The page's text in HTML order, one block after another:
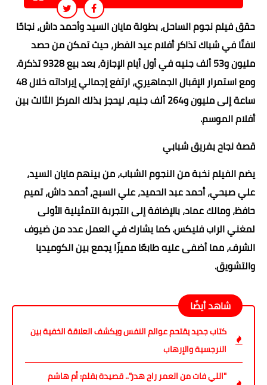
حقق فيلم نجوم الساحل، بطولة مايان السيد وأحمد داش، نجاحًا
لافتًا في شباك تذاكر أفلام عيد الفطر، حيث تمكن من حصد
مليون و53 ألف جنيه في أول أيام الإجازة، بعد بيع 9328 تذكرة.
ومع استمرار الإقبال الجماهيري، ارتفع إجمالي إيراداته خلال 48
ساعة إلى مليون و264 ألف جنيه، ليحجز بذلك المركز الثالث بين
أفلام الموسم.
قصة نجاح بفريق شبابي
يضم الفيلم نخبة من النجوم الشباب، من بينهم مايان السيد،
علي صبحي، أحمد عبد الحميد، علي السبح، أحمد داش، تميم
حافظ، ومالك عماد، بالإضافة إلى التجربة التمثيلية الأولى
لمغني الراب فليكس. كما يشارك في العمل عدد من ضيوف
الشرف، مما أضفى عليه طابعًا مميزًا يجمع بين الكوميديا
والتشويق.
شاهد أيضًا
كتاب جديد يقتحم عوالم النفس ويكشف العلاقة الخفية بين
النرجسية والإرهاب
"اللي فات من العمر راح هدر".. قصيدة بقلم: أم هاشم